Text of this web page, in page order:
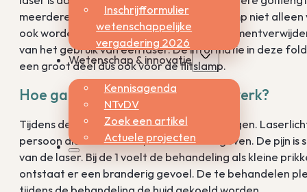
Inschrijfformulier
wetenschappelijke
vergadering 2026
Wetenschap & innovatie
Kennisagenda
NTvDV
Zoek een artikel
Actuele projecten
meerdere golflengten gebruikt is de flitslamp niet
ook worden gebruikt voor ontharing en
van het gebruik van een laser. De informatie in deze
een groot deel dus ook voor de flitslamp.
Hoe gaat de behandeling in zijn werk?
Tijdens de behandeling moet u een bril dragen.
persoon die u behandelt, zal u deze bril geven. De pijn
van de laser. Bij de 1 voelt de behandeling als kleine
ontstaat er een branderig gevoel. De te behandelen